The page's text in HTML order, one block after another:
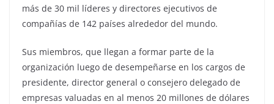
más de 30 mil líderes y directores ejecutivos de
compañías de 142 países alrededor del mundo.
Sus miembros, que llegan a formar parte de la
organización luego de desempeñarse en los cargos de
presidente, director general o consejero delegado de
empresas valuadas en al menos 20 millones de dólares